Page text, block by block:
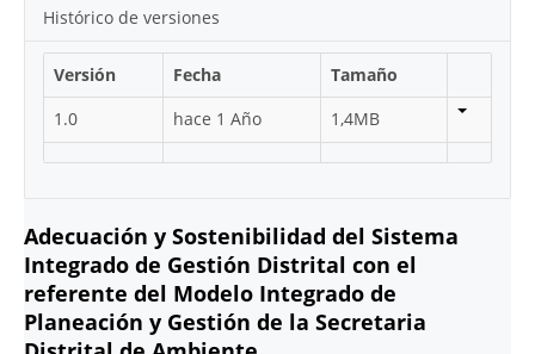
Histórico de versiones
Versión Fecha
Tamaño
1.0
hace 1 Año 1,4MB
Adecuación y Sostenibilidad del Sistema
Integrado de Gestión Distrital con el
referente del Modelo Integrado de
Planeación y Gestión de la Secretaria